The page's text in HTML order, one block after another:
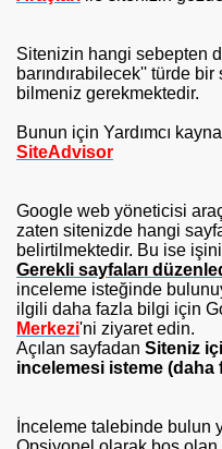
Sitenizin hangi sebepten
barındırabilecek'' türde
bilmeniz gerekmektedir.
Bunun için Yardımcı
SiteAdvisor
Google web yöneticisi
zaten sitenizde hangi
belirtilmektedir. Bu ise
Gerekli sayfaları
inceleme isteğinde
ilgili daha fazla bilgi için
Merkezi'ni ziyaret edin.
Açılan sayfadan Siteniz
incelemesi isteme (daha
İnceleme talebinde bulun
EKLE